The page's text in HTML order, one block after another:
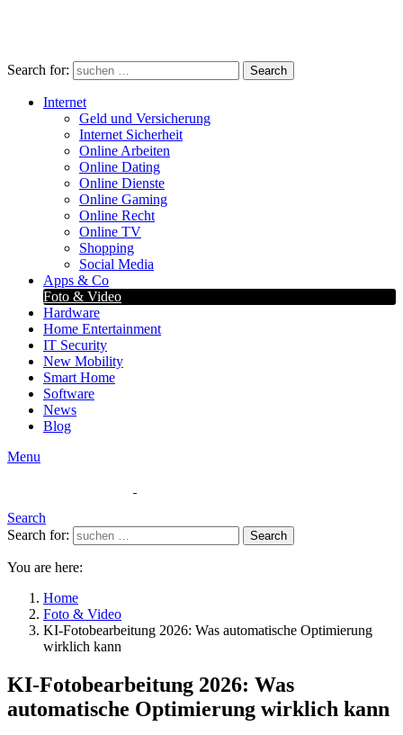
Search for: Search
Internet
Geld und Versicherung
Internet Sicherheit
Online Arbeiten
Online Dating
Online Dienste
Online Gaming
Online Recht
Online TV
Shopping
Social Media
Apps & Co
Foto & Video
Hardware
Home Entertainment
IT Security
New Mobility
Smart Home
Software
News
Blog
Menu
Search
Search for:
Search
You are here:
Home
Foto & Video
KI-Fotobearbeitung 2026: Was automatische Optimierung
wirklich kann
KI-Fotobearbeitung 2026: Was
automatische Optimierung wirklich kann